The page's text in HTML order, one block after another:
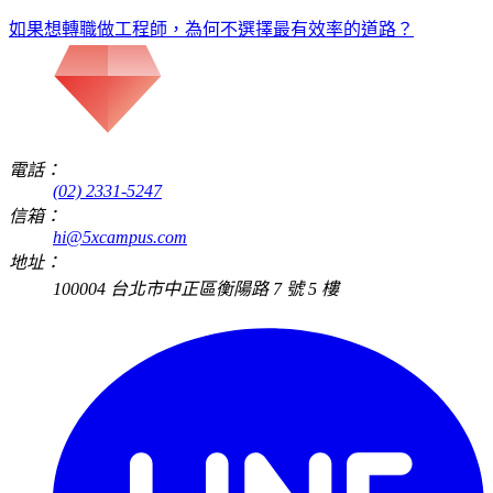
如果想轉職做工程師，為何不選擇最有效率的道路？
電話：
(02) 2331-5247
信箱：
hi@5xcampus.com
地址：
100004 台北市中正區衡陽路 7 號 5 樓